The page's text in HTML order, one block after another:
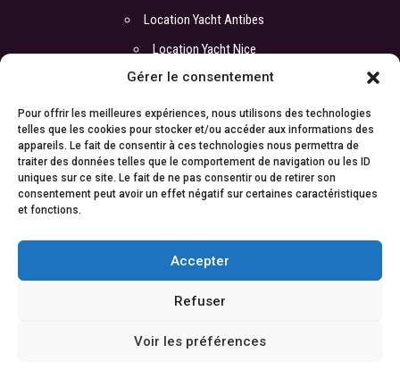
Gérer le consentement
Pour offrir les meilleures expériences, nous utilisons des technologies
telles que les cookies pour stocker et/ou accéder aux informations des
appareils. Le fait de consentir à ces technologies nous permettra de
traiter des données telles que le comportement de navigation ou les ID
uniques sur ce site. Le fait de ne pas consentir ou de retirer son
consentement peut avoir un effet négatif sur certaines caractéristiques
et fonctions.
Accepter
Refuser
Voir les préférences
Location Yacht Antibes
Location Yacht Nice
COORDONNÉES
Bureau :
ATI Yachts
17 boulevard de la Croisette
06400 Cannes
contact@atiyachts.com
Mentions légales